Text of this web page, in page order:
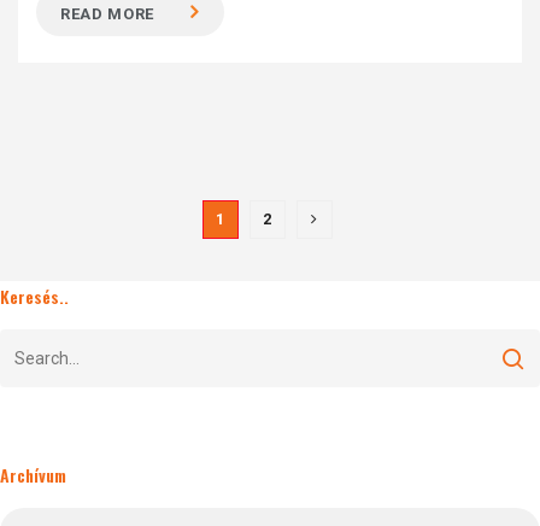
READ MORE
1 2
Keresés..
Archívum